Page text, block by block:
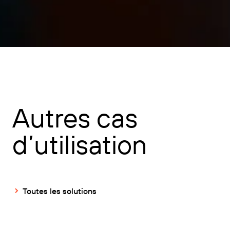
Autres cas
d’utilisation
Toutes les solutions